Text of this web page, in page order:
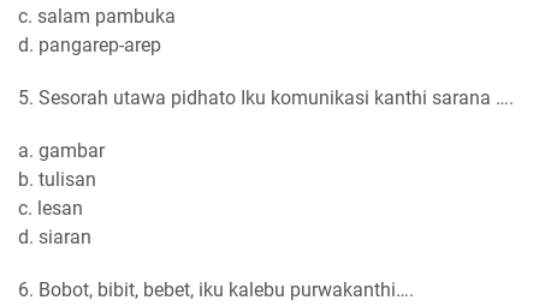
c. salam pambuka
d. pangarep-arep
5. Sesorah utawa pidhato Iku komunikasi kanthi sarana ….
a. gambar
b. tulisan
c. lesan
d. siaran
6. Bobot, bibit, bebet, iku kalebu purwakanthi….